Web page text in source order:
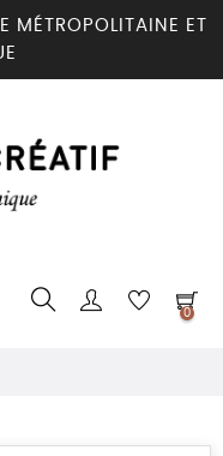
MÉTROPOLITAINE ET
0